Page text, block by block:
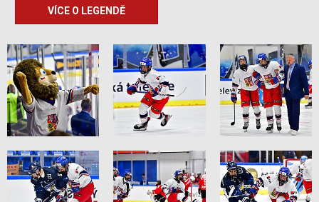
VÍCE O LEGENDĚ